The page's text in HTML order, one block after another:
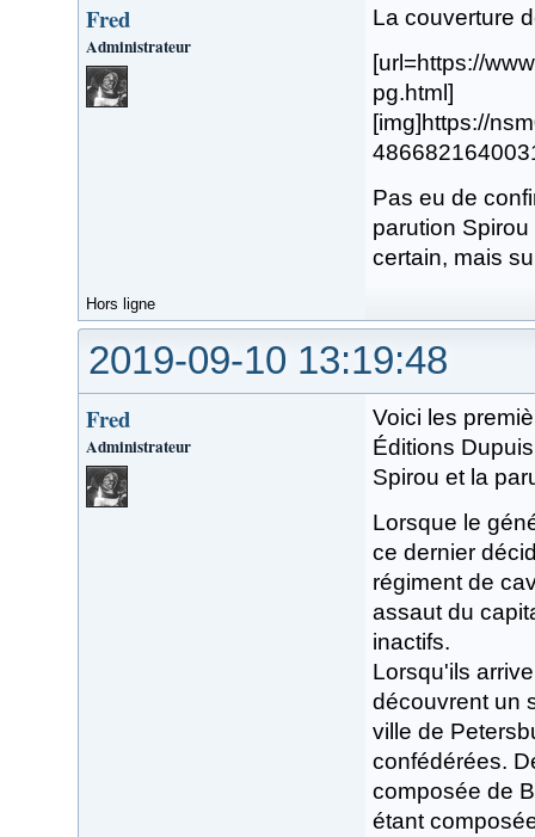
Fred
Administrateur
La couverture
[url=https://
pg.html]
[img]https://
Pas eu de
parution
certain, mais
Hors ligne
2019-09-10 13:19:48
Fred
Administrateur
Voici les
Éditions
Spirou et la
Lorsque le
ce dernier
régiment de
assaut du
inactifs.
Lorsqu'ils
découvrent un
ville de
confédérées.
composée de
étant